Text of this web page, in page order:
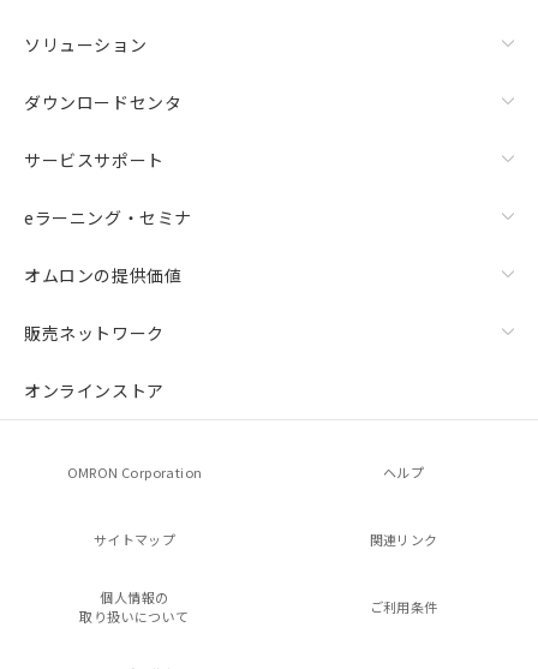
ソリューション
ダウンロードセンタ
サービスサポート
eラーニング・セミナ
オムロンの提供価値
販売ネットワーク
オンラインストア
OMRON Corporation ヘルプ
サイトマップ 関連リンク
個人情報の
取り扱いについて
ご利用条件